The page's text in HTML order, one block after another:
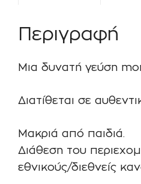
Περιγραφή
Μια δυνατή γεύση
Διατίθεται σε
Μακριά από παιδιά.
Διάθεση του
εθνικούς/διεθνείς